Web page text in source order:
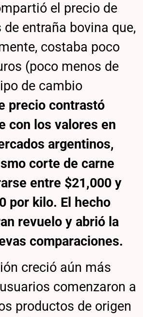
el precio de
entraña bovina que,
costaba poco
(poco menos de
de cambio
precio contrastó
con los valores en
argentinos,
corte de carne
entre $21,000 y
por kilo. El hecho
revuelo y abrió la
comparaciones.
creció aún más
comenzaron a
productos de origen